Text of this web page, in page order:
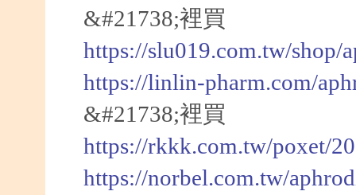
&#21738;裡買
https://slu019.com.tw/shop/
https://linlin-pharm.com/
&#21738;裡買
https://rkkk.com.tw/poxet/
https://norbel.com.tw/